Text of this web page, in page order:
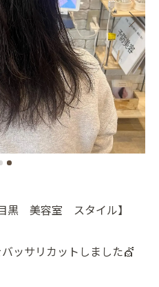
黒 美容室 スタイル】
ッサリカットしました💇